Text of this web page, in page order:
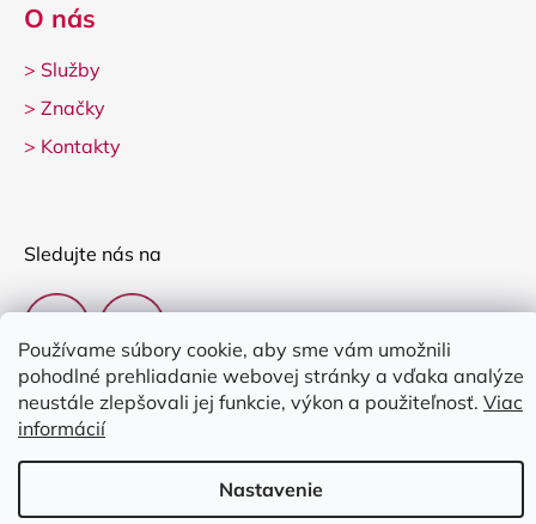
Používame súbory cookie, aby sme vám umožnili
pohodlné prehliadanie webovej stránky a vďaka analýze
neustále zlepšovali jej funkcie, výkon a použiteľnosť. Viac
informácií
Nastavenie
O nás
> Služby
> Značky
> Kontakty
Sledujte nás na
Vytvoril Shoptet
Clarina Music. Všetky práva vyhradené.